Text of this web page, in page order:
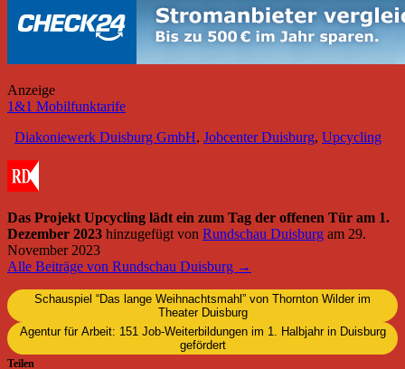
Anzeige
1&1 Mobilfunktarife
Diakoniewerk Duisburg GmbH, Jobcenter Duisburg, Upcycling
Das Projekt Upcycling lädt ein zum Tag der offenen Tür am 1.
Dezember 2023 hinzugefügt von Rundschau Duisburg am 29.
November 2023
Alle Beiträge von Rundschau Duisburg →
Schauspiel “Das lange Weihnachtsmahl” von Thornton Wilder im
Theater Duisburg
Agentur für Arbeit: 151 Job-Weiterbildungen im 1. Halbjahr in Duisburg
gefördert
Teilen